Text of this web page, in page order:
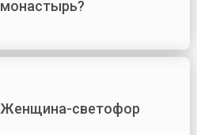
монастырь?
Женщина-светофор